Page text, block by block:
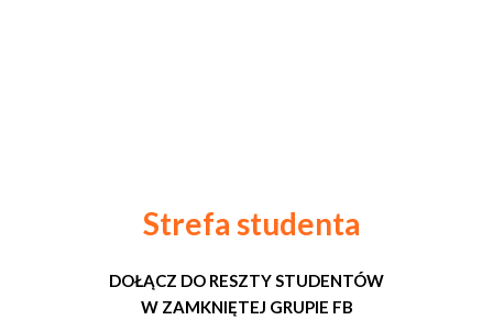
Strefa studenta
DOŁĄCZ DO RESZTY STUDENTÓW
W ZAMKNIĘTEJ GRUPIE FB